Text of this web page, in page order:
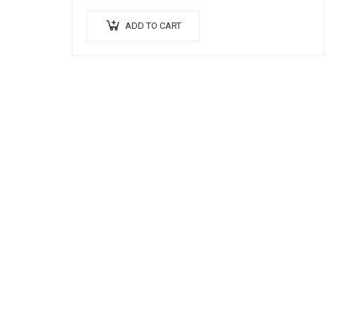
เรียนรู้วิธีและการระบุกลิ่นได้อย่างแม่นยำชัดเจน
ADD TO CART